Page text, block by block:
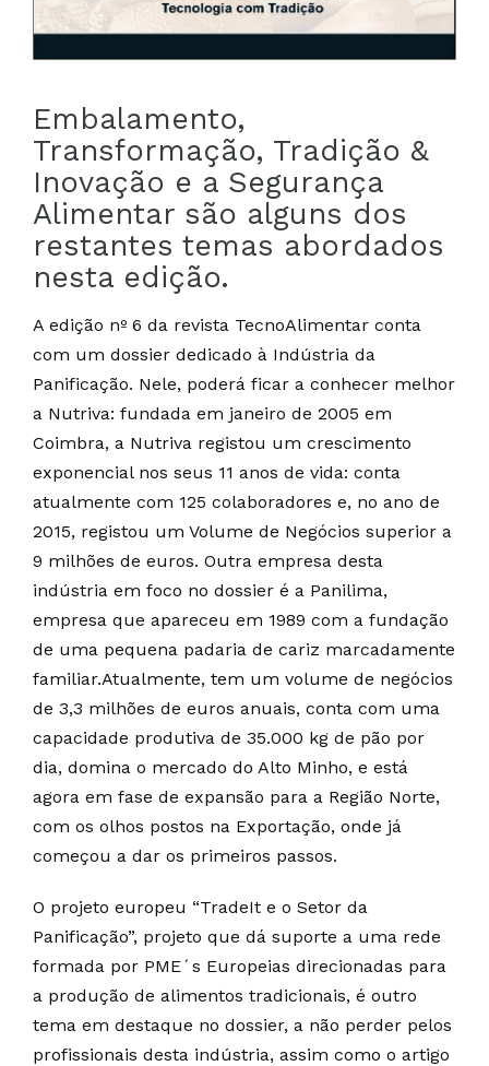
Embalamento,
Transformação, Tradição &
Inovação e a Segurança
Alimentar são alguns dos
restantes temas abordados
nesta edição.
A edição nº 6 da revista TecnoAlimentar conta
com um dossier dedicado à Indústria da
Panificação. Nele, poderá ficar a conhecer melhor
a Nutriva: fundada em janeiro de 2005 em
Coimbra, a Nutriva registou um crescimento
exponencial nos seus 11 anos de vida: conta
atualmente com 125 colaboradores e, no ano de
2015, registou um Volume de Negócios superior a
9 milhões de euros. Outra empresa desta
indústria em foco no dossier é a Panilima,
empresa que apareceu em 1989 com a fundação
de uma pequena padaria de cariz marcadamente
familiar.Atualmente, tem um volume de negócios
de 3,3 milhões de euros anuais, conta com uma
capacidade produtiva de 35.000 kg de pão por
dia, domina o mercado do Alto Minho, e está
agora em fase de expansão para a Região Norte,
com os olhos postos na Exportação, onde já
começou a dar os primeiros passos.
O projeto europeu “TradeIt e o Setor da
Panificação”, projeto que dá suporte a uma rede
formada por PME´s Europeias direcionadas para
a produção de alimentos tradicionais, é outro
tema em destaque no dossier, a não perder pelos
profissionais desta indústria, assim como o artigo